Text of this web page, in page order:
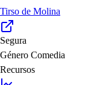
Tirso de Molina
Segura
Género Comedia
Recursos